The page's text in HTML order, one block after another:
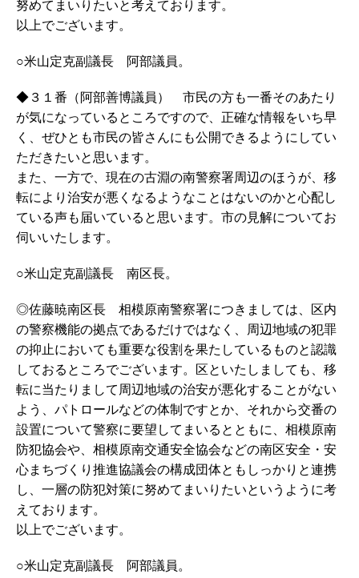
努めてまいりたいと考えております。
以上でございます。
○米山定克副議長 阿部議員。
◆３１番（阿部善博議員） 市民の方も一番そのあたり
が気になっているところですので、正確な情報をいち早
く、ぜひとも市民の皆さんにも公開できるようにしてい
ただきたいと思います。
また、一方で、現在の古淵の南警察署周辺のほうが、移
転により治安が悪くなるようなことはないのかと心配し
ている声も届いていると思います。市の見解についてお
伺いいたします。
○米山定克副議長 南区長。
◎佐藤暁南区長 相模原南警察署につきましては、区内
の警察機能の拠点であるだけではなく、周辺地域の犯罪
の抑止においても重要な役割を果たしているものと認識
しておるところでございます。区といたしましても、移
転に当たりまして周辺地域の治安が悪化することがない
よう、パトロールなどの体制ですとか、それから交番の
設置について警察に要望してまいるとともに、相模原南
防犯協会や、相模原南交通安全協会などの南区安全・安
心まちづくり推進協議会の構成団体ともしっかりと連携
し、一層の防犯対策に努めてまいりたいというように考
えております。
以上でございます。
○米山定克副議長 阿部議員。